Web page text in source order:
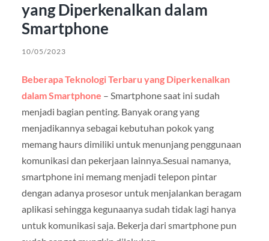
yang Diperkenalkan dalam
Smartphone
10/05/2023
Beberapa Teknologi Terbaru yang Diperkenalkan
dalam Smartphone – Smartphone saat ini sudah
menjadi bagian penting. Banyak orang yang
menjadikannya sebagai kebutuhan pokok yang
memang haurs dimiliki untuk menunjang penggunaan
komunikasi dan pekerjaan lainnya.Sesuai namanya,
smartphone ini memang menjadi telepon pintar
dengan adanya prosesor untuk menjalankan beragam
aplikasi sehingga kegunaanya sudah tidak lagi hanya
untuk komunikasi saja. Bekerja dari smartphone pun